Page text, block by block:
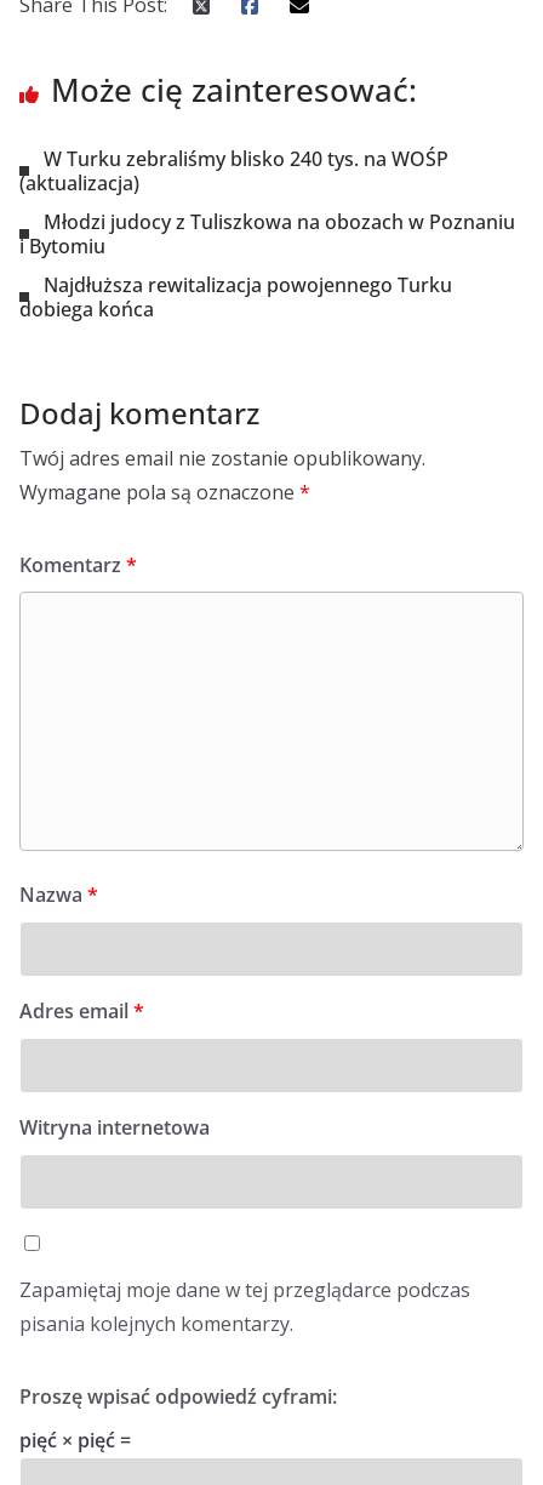
Może cię zainteresować:
W Turku zebraliśmy blisko 240 tys. na WOŚP
(aktualizacja)
Młodzi judocy z Tuliszkowa na obozach w Poznaniu
i Bytomiu
Najdłuższa rewitalizacja powojennego Turku
dobiega końca
Dodaj komentarz
Twój adres email nie zostanie opublikowany.
Wymagane pola są oznaczone *
Komentarz *
Nazwa *
Adres email*
Witryna internetowa
Zapamiętaj moje dane w tej przeglądarce podczas
pisania kolejnych komentarzy.
Proszę wpisać odpowiedź cyframi:
pięć × pięć =